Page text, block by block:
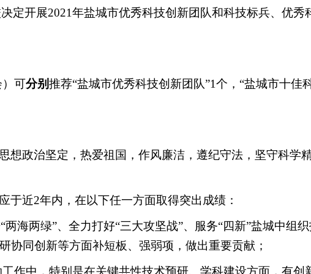
定开展2021年盐城市优秀科技创新团队和科技标兵、优秀
可分别推荐“盐城市优秀科技创新团队”1个，“盐城市十佳
想政治坚定，热爱祖国，作风廉洁，遵纪守法，坚守科学
于近2年内，在以下任一方面取得突出成绩：
海两绿”、全力打好“三大攻坚战”、服务“四新”盐城中组
协同创新等方面补短板、强弱项，做出重要贡献；
作中，特别是在关键共性技术预研、学科建设方面，有创